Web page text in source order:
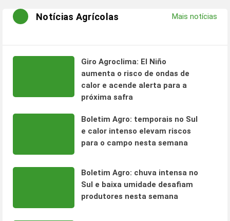
Notícias Agrícolas Mais notícias
Giro Agroclima: El Niño
aumenta o risco de ondas de
calor e acende alerta para a
próxima safra
Boletim Agro: temporais no Sul
e calor intenso elevam riscos
para o campo nesta semana
Boletim Agro: chuva intensa no
Sul e baixa umidade desafiam
produtores nesta semana